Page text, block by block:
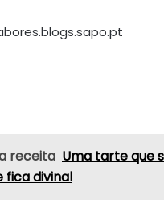
receita Uma tarte que
fica divinal